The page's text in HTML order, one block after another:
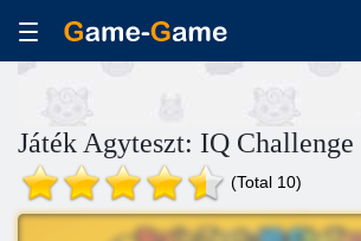
Játék Agyteszt: IQ
(Total 10)